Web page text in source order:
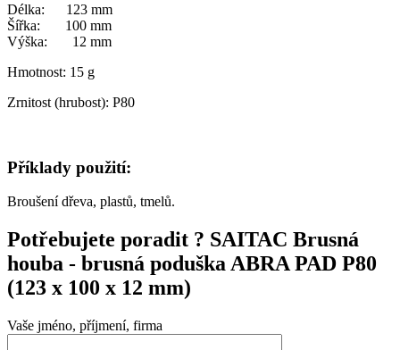
Délka: 123 mm
Šířka: 100 mm
Výška: 12 mm
Hmotnost: 15 g
Zrnitost (hrubost): P80
Příklady použití:
Broušení dřeva, plastů, tmelů.
Potřebujete poradit ? SAITAC Brusná
houba - brusná poduška ABRA PAD P80
(123 x 100 x 12 mm)
Vaše jméno, příjmení, firma